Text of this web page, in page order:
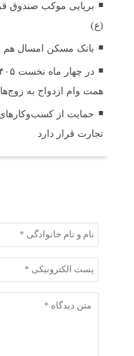
برپایی موکب صندوق
(ع)
بانک مسکن امسال هم
همت وام ازدواج به
حمایت از کسب‌وکارهای
تجارت قرار دارد